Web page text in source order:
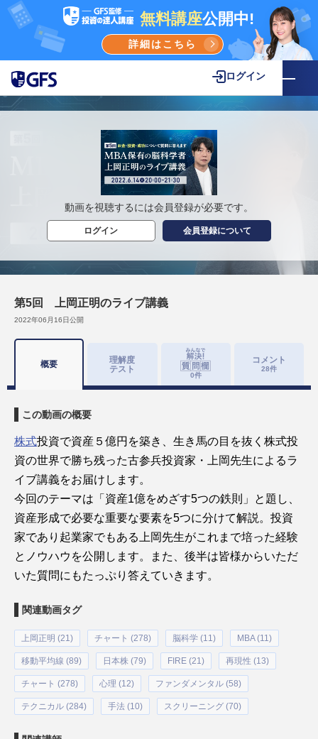
無料講座公開中!
詳細はこちら
ログイン
動画を視聴するには会員登録が必要です。
ログイン 会員登録について
第5回 上岡正明のライブ講義
2022年06月16日公開
概要
理解度
テスト
0件
コメント
28件
この動画の概要
株式投資で資産５億円を築き、生き馬の目を抜く株式投
資の世界で勝ち残った古参兵投資家・上岡先生によるラ
イブ講義をお届けします。
今回のテーマは「資産1億をめざす5つの鉄則」と題し、
資産形成で必要な重要な要素を5つに分けて解説。投資
家であり起業家でもある上岡先生がこれまで培った経験
とノウハウを公開します。また、後半は皆様からいただ
いた質問にもたっぷり答えていきます。
関連動画タグ
上岡正明 (21) チャート (278) 脳科学 (11) MBA (11)
移動平均線 (89) 日本株 (79) FIRE (21) 再現性 (13)
チャート (278) 心理 (12) ファンダメンタル (58)
テクニカル (284) 手法 (10) スクリーニング (70)